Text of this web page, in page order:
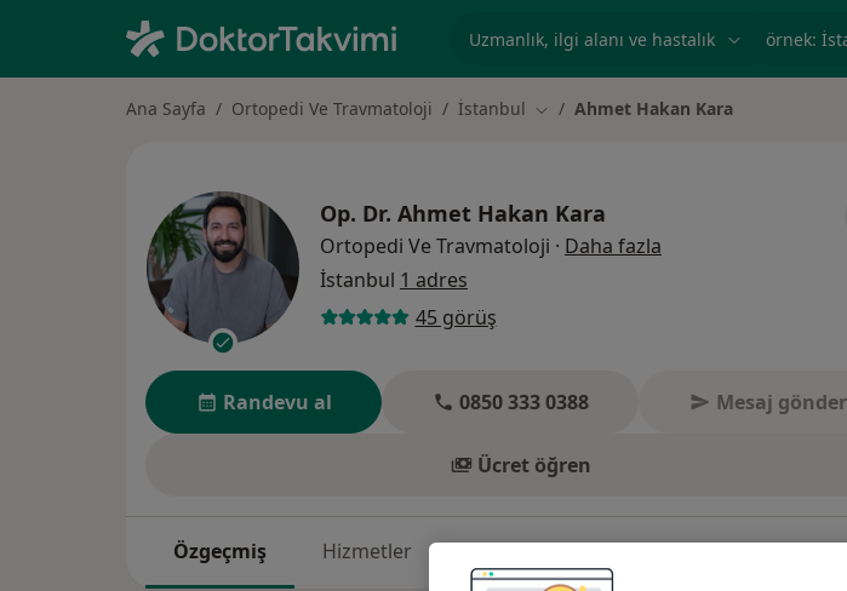
örnek:
Ana Sayfa Ortopedi Ve Travmatoloji İstanbul Şehir değiştir
Ahmet Hakan Kara
Op. Dr. Ahmet Hakan Kara
Ortopedi Ve Travmatoloji · Daha fazla
İstanbul 1 adres
45 görüş
Randevu al 0850 333 0388 Mesaj gönder
Ücret öğren
Özgeçmiş Hizmetler Adresler Sigortalar Görüşler